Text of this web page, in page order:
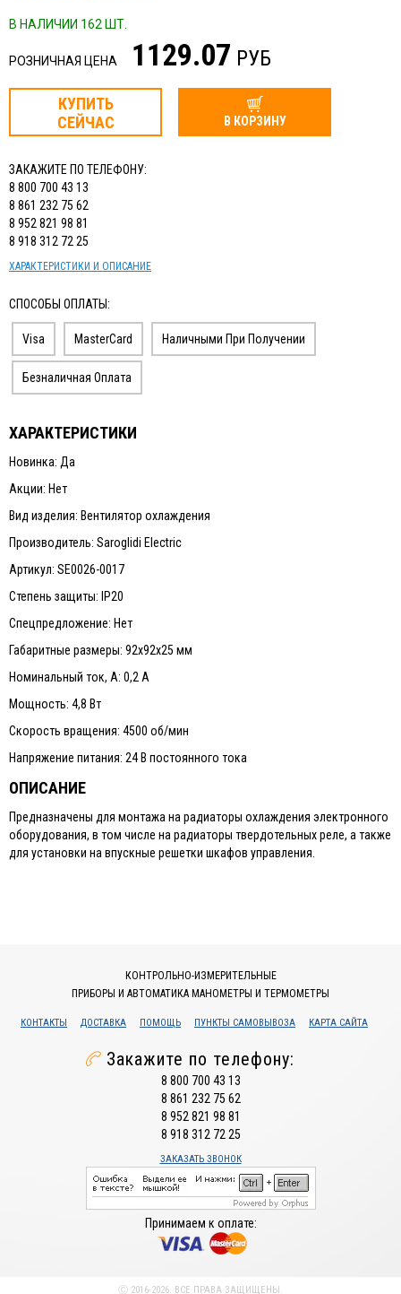
В НАЛИЧИИ 162 ШТ.
РОЗНИЧНАЯ ЦЕНА 1129.07 РУБ
КУПИТЬ
СЕЙЧАС
В КОРЗИНУ
ЗАКАЖИТЕ ПО ТЕЛЕФОНУ:
8 800 700 43 13
8 861 232 75 62
8 952 821 98 81
8 918 312 72 25
ХАРАКТЕРИСТИКИ И ОПИСАНИЕ
СПОСОБЫ ОПЛАТЫ:
Visa MasterCard Наличными При Получении
Безналичная Оплата
ХАРАКТЕРИСТИКИ
Новинка: Да
Акции: Нет
Вид изделия: Вентилятор охлаждения
Производитель: Saroglidi Electric
Артикул: SE0026-0017
Степень защиты: IP20
Спецпредложение: Нет
Габаритные размеры: 92х92х25 мм
Номинальный ток, А: 0,2 А
Мощность: 4,8 Вт
Скорость вращения: 4500 об/мин
Напряжение питания: 24 В постоянного тока
ОПИСАНИЕ
Предназначены для монтажа на радиаторы охлаждения электронного
оборудования, в том числе на радиаторы твердотельных реле, а также
для установки на впускные решетки шкафов управления.
КОНТРОЛЬНО-ИЗМЕРИТЕЛЬНЫЕ
ПРИБОРЫ И АВТОМАТИКА МАНОМЕТРЫ И ТЕРМОМЕТРЫ
КОНТАКТЫ ДОСТАВКА ПОМОЩЬ ПУНКТЫ САМОВЫВОЗА КАРТА САЙТА
Закажите по телефону:
8 800 700 43 13
8 861 232 75 62
8 952 821 98 81
8 918 312 72 25
ЗАКАЗАТЬ ЗВОНОК
Принимаем к оплате:
Ⓒ 2016-2026. ВСЕ ПРАВА ЗАЩИЩЕНЫ.